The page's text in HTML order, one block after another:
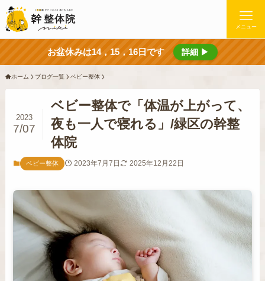
メニュー
お盆休みは14，15，16日です 詳細 ▶
ホーム ブログ一覧 ベビー整体
ベビー整体で「体温が上がって、
夜も一人で寝れる」/緑区の幹整
体院
2023
7/07
ベビー整体 2023年7月7日 2025年12月22日